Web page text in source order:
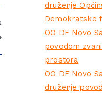
druženje
Demokratske
OO DF Novo
povodom
prostora
OO DF Novo
druženje